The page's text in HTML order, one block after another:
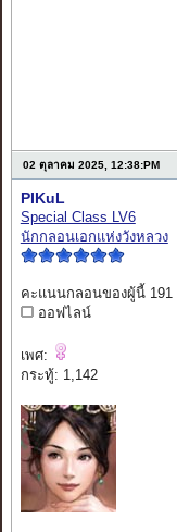
02 ตุลาคม 2025, 12:38:PM
PIKuL
Special Class LV6
นักกลอนเอกแห่งวังหลวง
คะแนนกลอนของผู้นี้ 191
ออฟไลน์
เพศ:
กระทู้: 1,142